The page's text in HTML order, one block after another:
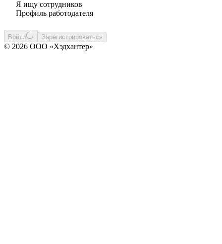
Я ищу сотрудников
Профиль работодателя
Войти Зарегистрироваться
© 2026 ООО «Хэдхантер»